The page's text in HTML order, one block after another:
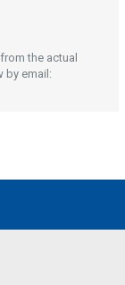
the actual
by email: